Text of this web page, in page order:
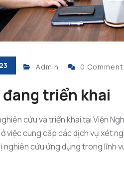
Admin 0
đang triển khai
cứu và triển khai tại Viện
việc cung cấp các dịch vụ xét
nghiên cứu ứng dụng trong lĩnh